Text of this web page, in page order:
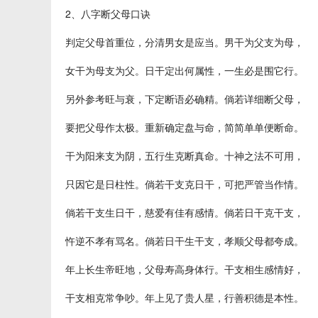
2、八字断父母口诀
判定父母首重位，分清男女是应当。男干为父支为母，
女干为母支为父。日干定出何属性，一生必是围它行。
另外参考旺与衰，下定断语必确精。倘若详细断父母，
要把父母作太极。重新确定盘与命，简简单单便断命。
干为阳来支为阴，五行生克断真命。十神之法不可用，
只因它是日柱性。倘若干支克日干，可把严管当作情。
倘若干支生日干，慈爱有佳有感情。倘若日干克干支，
忤逆不孝有骂名。倘若日干生干支，孝顺父母都夸成。
年上长生帝旺地，父母寿高身体行。干支相生感情好，
干支相克常争吵。年上见了贵人星，行善积德是本性。